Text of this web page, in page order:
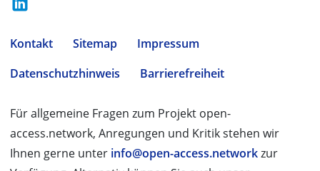
Kontakt Sitemap
Impressum
Datenschutzhinweis
Barrierefreiheit
Für allgemeine Fragen zum Projekt open-
access.network, Anregungen und Kritik stehen wir
Ihnen gerne unter info@open-access.networkzur